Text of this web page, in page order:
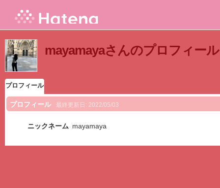
mayamayaさんのプロフィール
プロフィール
プロフィール 最終更新日: 2022/05/03
ニックネーム mayamaya